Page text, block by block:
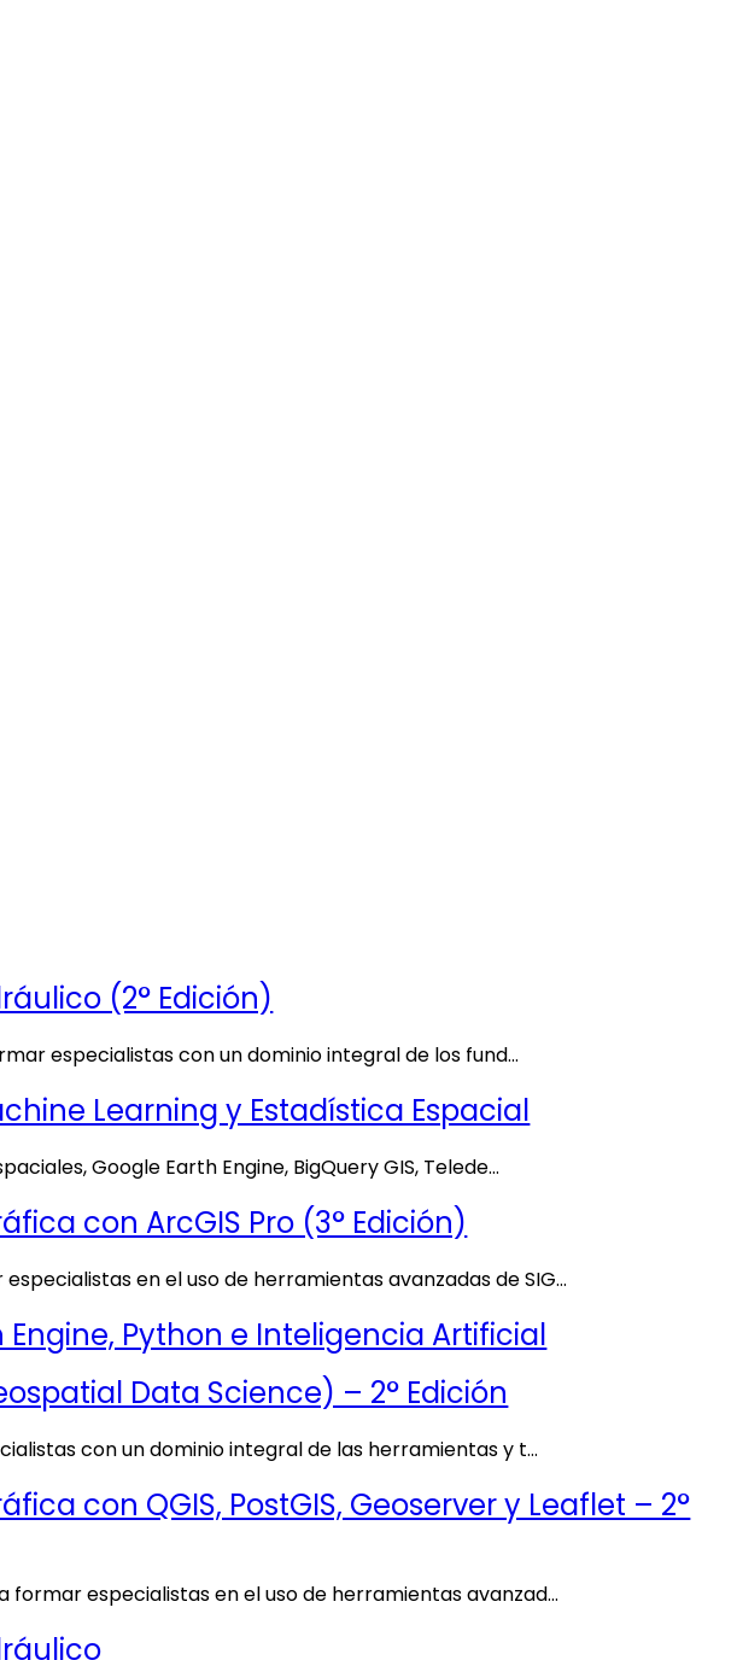
(2° Edición)
especialistas con un dominio integral de los fund…
Learning y Estadística Espacial
Google Earth Engine, BigQuery GIS, Telede…
con ArcGIS Pro (3° Edición)
en el uso de herramientas avanzadas de SIG…
Python e Inteligencia Artificial
Data Science) – 2° Edición
con un dominio integral de las herramientas y t…
con QGIS, PostGIS, Geoserver y Leaflet – 2°
especialistas en el uso de herramientas avanzad…